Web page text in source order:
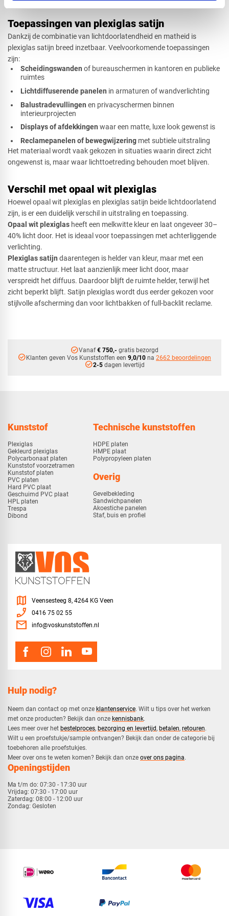
Toepassingen van plexiglas satijn
Dankzij de combinatie van lichtdoorlatendheid en matheid is
plexiglas satijn breed inzetbaar. Veelvoorkomende toepassingen
zijn:
Scheidingswanden of bureauschermen in kantoren en publieke
ruimtes
Lichtdiffuserende panelen in armaturen of wandverlichting
Balustradevullingen en privacyschermen binnen
interieurprojecten
Displays of afdekkingen waar een matte, luxe look gewenst is
Reclamepanelen of bewegwijzering met subtiele uitstraling
Het materiaal wordt vaak gekozen in situaties waarin direct zicht
ongewenst is, maar waar lichttoetreding behouden moet blijven.
Verschil met opaal wit plexiglas
Hoewel opaal wit plexiglas en plexiglas satijn beide lichtdoorlatend
zijn, is er een duidelijk verschil in uitstraling en toepassing.
Opaal wit plexiglas heeft een melkwitte kleur en laat ongeveer 30–
40% licht door. Het is ideaal voor toepassingen met achterliggende
verlichting.
Plexiglas satijn daarentegen is helder van kleur, maar met een
matte structuur. Het laat aanzienlijk meer licht door, maar
verspreidt het diffuus. Daardoor blijft de ruimte helder, terwijl het
zicht beperkt blijft. Satijn plexiglas wordt dus eerder gekozen voor
stijlvolle afscherming dan voor lichtbakken of full-backlit reclame.
check_circleVanaf€ 750,- gratis bezorgd
check_circleKlanten geven Vos Kunststoffen een 9,0/10 na 2662 beoordelingen
check_circle2-5dagen levertijd
Kunststof
Plexiglas
Gekleurd plexiglas
Polycarbonaat platen
Kunststof voorzetramen
Kunststof platen
PVC platen
Hard PVC plaat
Geschuimd PVC plaat
HPL platen
Trespa
Dibond
Technische kunststoffen
HDPE platen
HMPE plaat
Polypropyleen platen
Overig
Gevelbekleding
Sandwichpanelen
Akoestiche panelen
Staf, buis en profiel
Hulp nodig?
Neem dan contact op met onze klantenservice. Wilt u tips over het werken
met onze producten? Bekijk dan onze kennisbank.
​Lees meer over het bestelproces, bezorging en levertijd, betalen, retouren.​
​Wilt u een proefstukje/sample ontvangen? Bekijk dan onder de categorie bij
toebehoren alle proefstukjes.
​​Meer over ons te weten komen? Bekijk dan onze over ons pagina.
Openingstijden
Ma t/m do: 07:30 - 17:30 uur
Vrijdag: 07:30 - 17:00 uur
Zaterdag: 08:00 - 12:00 uur
Zondag: Gesloten
map Veensesteeg 8, 4264 KG Veen
phone_enabled 0416 75 02 55
mail info@voskunststoffen.nl